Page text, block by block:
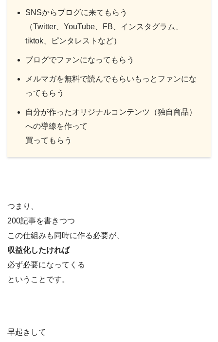
SNSからブログに来てもらう
（Twitter、YouTube、FB、インスタグラム、
tiktok、ピンタレストなど）
ブログでファンになってもらう
メルマガを無料で読んでもらいもっとファンにな
ってもらう
自分が作ったオリジナルコンテンツ（独自商品）
への導線を作って
買ってもらう
つまり、
200記事を書きつつ
この仕組みも同時に作る必要が、
収益化したければ
必ず必要になってくる
ということです。
早起きして